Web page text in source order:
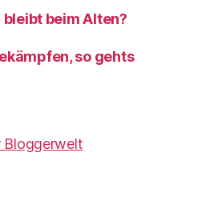
bleibt beim Alten?
so gehts
Bloggerwelt